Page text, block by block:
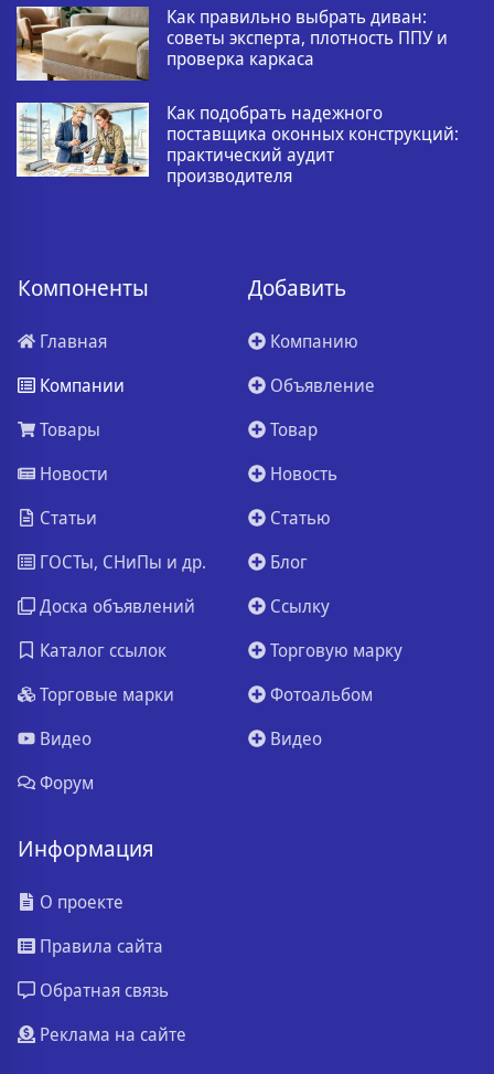
Как правильно выбрать диван:
советы эксперта, плотность ППУ и
проверка каркаса
Как подобрать надежного
поставщика оконных конструкций:
практический аудит
производителя
Компоненты
Главная
Компании
Товары
Новости
Статьи
ГОСТы, СНиПы и др.
Доска объявлений
Каталог ссылок
Торговые марки
Видео
Форум
Добавить
Компанию
Объявление
Товар
Новость
Статью
Блог
Ссылку
Торговую марку
Фотоальбом
Видео
Информация
О проекте
Правила сайта
Обратная связь
Реклама на сайте